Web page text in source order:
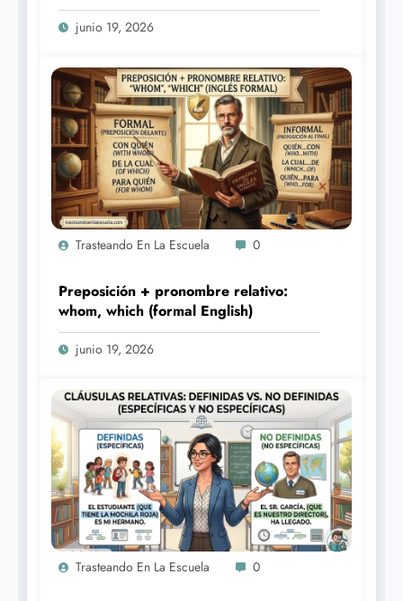
junio 19, 2026
Trasteando En La Escuela 0
Preposición + pronombre relativo:
whom, which (formal English)
junio 19, 2026
Trasteando En La Escuela 0